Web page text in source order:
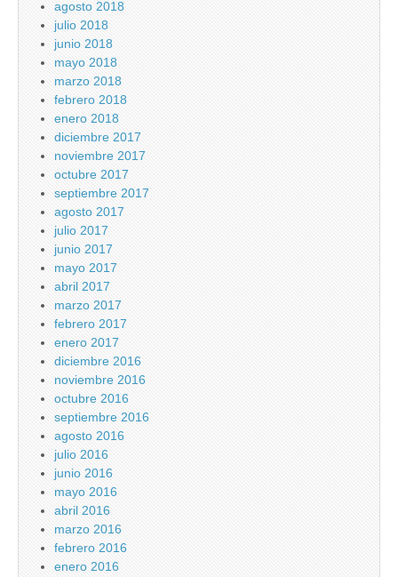
agosto 2018
julio 2018
junio 2018
mayo 2018
marzo 2018
febrero 2018
enero 2018
diciembre 2017
noviembre 2017
octubre 2017
septiembre 2017
agosto 2017
julio 2017
junio 2017
mayo 2017
abril 2017
marzo 2017
febrero 2017
enero 2017
diciembre 2016
noviembre 2016
octubre 2016
septiembre 2016
agosto 2016
julio 2016
junio 2016
mayo 2016
abril 2016
marzo 2016
febrero 2016
enero 2016